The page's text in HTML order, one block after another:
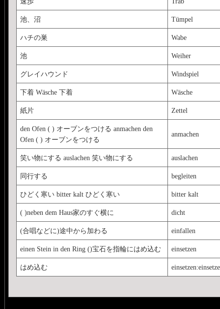
池、沼 Tümpel
ハチの巣 Wabe
池 Weiher
グレイハウンド Windspiel
下着 Wäsche 下着 Wäsche
紙片 Zettel
den Ofen ( ) オーブンをつける anmachen den
Ofen ( ) オーブンをつける
anmachen
笑い物にする auslachen 笑い物にする auslachen
同行する begleiten
ひどく寒い bitter kalt ひどく寒い bitter kalt
( )neben dem Haus家のすぐ横に dicht
(合唱などに)途中から加わる einfallen
einen Stein in den Ring ()宝石を指輪にはめ込む einsetzen
はめ込む